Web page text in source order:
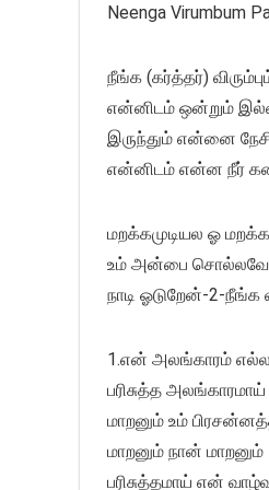
Neenga Virumbum
நீங்க (கர்த்தர்)
என்னிடம் ஒன்றும்
இருந்தும் என்னை
என்னிடம் என்ன நீர்
மறக்கமுடியல ஓ
உம் அன்பை சொல்லவே
நாடி ஓடுறேன்-2-நீங்க
1.என் அலங்காரம்
பரிசுத்த அலங்காரமாய்
மாறனும் உம்
மாறனும் நான் மாறனும்
பரிசுத்தமாய் என்